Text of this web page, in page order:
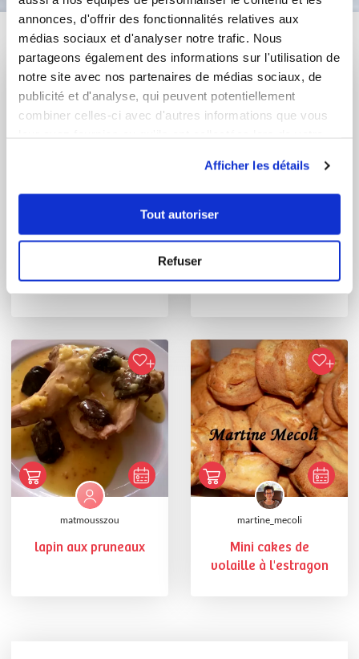
annonces, d'offrir des fonctionnalités relatives aux
médias sociaux et d'analyser notre trafic. Nous
partageons également des informations sur l'utilisation de
notre site avec nos partenaires de médias sociaux, de
publicité et d'analyse, qui peuvent potentiellement
combiner celles-ci avec d'autres informations que vous
Afficher les détails
Tout autoriser
Refuser
Vous aimerez aussi ...
rose-mariebriec85 mario-m
matmousszou
lapin aux pruneaux
martine_mecoli
Mini cakes de
volaille à l'estragon